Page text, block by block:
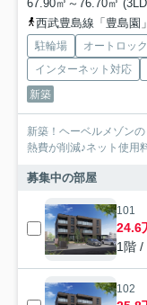
67.90㎡～76.70㎡
西武豊島線「豊島園
駐輪場 オートロック
インターネット対応
新築
新築！ヘーベルメゾン
熱費が削減♪ネット使用
募集中の部屋
101
24.6
1階 /
102